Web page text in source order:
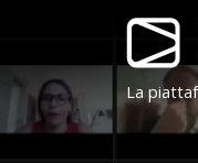
Salta alla navigazione
Salta al contenuto
La